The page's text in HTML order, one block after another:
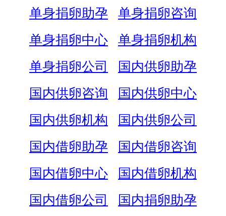
单身捐卵助孕
单身捐卵咨询
单身捐卵中心
单身捐卵机构
单身捐卵公司
国内供卵助孕
国内供卵咨询
国内供卵中心
国内供卵机构
国内供卵公司
国内借卵助孕
国内借卵咨询
国内借卵中心
国内借卵机构
国内借卵公司
国内捐卵助孕